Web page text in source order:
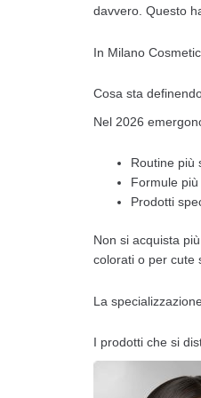
davvero. Questo
In Milano
Cosa sta
Nel 2026
Routine più
Formule
Prodotti
Non si acquista
colorati o per cute
La
I prodotti che si